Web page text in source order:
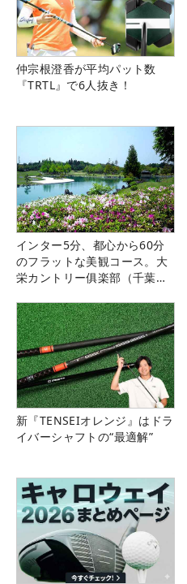
仲宗根澄香が平均パット数
『TRTL』で6人抜き！
インター5分、都心から60分
のフラットな美観コース。大
栄カントリー俱楽部（千葉
新『TENSEIオレンジ』はドラ
イバーシャフトの“最適解”